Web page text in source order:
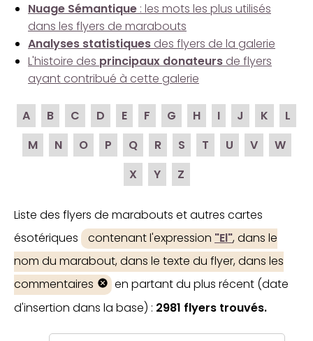
Nuage Sémantique : les mots les plus utilisés
dans les flyers de marabouts
Analyses statistiques des flyers de la galerie
L'histoire des principaux donateurs de flyers
ayant contribué à cette galerie
A B C D E F G H I J K
L
M
N O P Q R S T U V
W
X
Y Z
Liste des flyers de marabouts et autres cartes
ésotériques
contenant l'expression "El", dans le
nom du marabout, dans le texte du flyer, dans les
commentaires
en partant du plus récent (date
d'insertion dans la base) : 2981 flyers trouvés.